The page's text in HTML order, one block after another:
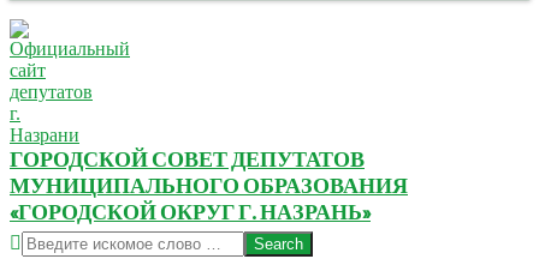
ГОРОДСКОЙ СОВЕТ ДЕПУТАТОВ
МУНИЦИПАЛЬНОГО ОБРАЗОВАНИЯ
«ГОРОДСКОЙ ОКРУГ Г. НАЗРАНЬ»
Search